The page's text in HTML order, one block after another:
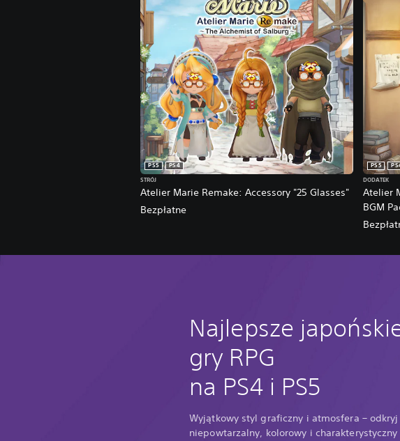
Atelier Marie Remake: Accessory "25 Glasses"
PS5
PS4
STRÓJ
Bezpłatne
Atelier
BGM
PS5
DODATEK
Najlepsze
gry RPG
na PS4 i PS5
Wyjątkowy styl graficzny i atmosfera – odkryj
niepowtarzalny, kolorowy i